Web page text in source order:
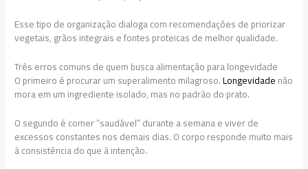
Esse tipo de organização dialoga com recomendações de priorizar
vegetais, grãos integrais e fontes proteicas de melhor qualidade.
Três erros comuns de quem busca alimentação para longevidade
O primeiro é procurar um superalimento milagroso.Longevidadenão
mora em um ingrediente isolado, mas no padrão do prato.
O segundo é comer “saudável” durante a semana e viver de
excessos constantes nos demais dias. O corpo responde muito mais
à consistência do que à intenção.